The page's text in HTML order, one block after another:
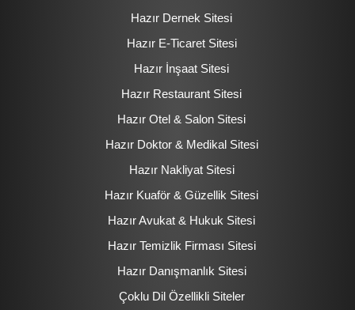
Hazır Dernek Sitesi
Hazır E-Ticaret Sitesi
Hazır İnşaat Sitesi
Hazır Restaurant Sitesi
Hazır Otel & Salon Sitesi
Hazır Doktor & Medikal Sitesi
Hazır Nakliyat Sitesi
Hazır Kuaför & Güzellik Sitesi
Hazır Avukat & Hukuk Sitesi
Hazır Temizlik Firması Sitesi
Hazır Danışmanlık Sitesi
Çoklu Dil Özellikli Siteler